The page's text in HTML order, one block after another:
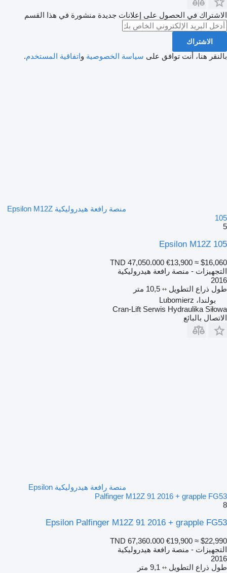
الاشتراك في الحصول على إعلانات جديدة منشورة في هذا القسم
الاشتراك
بالنقر هنا، أنت توافق على سياسة الخصوصية واتفاقية المستخدم.
منصة رافعة هيدروليكية Epsilon M12Z
105
5
Epsilon M12Z 105
TND 47,050.000 €13,900 ≈ $16,060
التجهيزات - منصة رافعة هيدروليكية
2016
طول ذراع التطويل
10,5 متر
بولندا، Lubomierz
Cran-Lift Serwis Hydraulika Siłowa
الاتصال بالبائع
منصة رافعة هيدروليكية Epsilon
Palfinger M12Z 91 2016 + grapple FG53
8
Epsilon Palfinger M12Z 91 2016 + grapple FG53
TND 67,360.000 €19,900 ≈ $22,990
التجهيزات - منصة رافعة هيدروليكية
2016
طول ذراع التطويل
9,1 متر